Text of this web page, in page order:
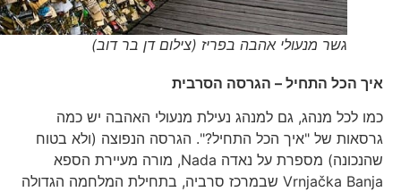
גשר מנעולי אהבה בפריז (צילום דן בר דוב)
איך הכל התחיל – הגרסה הסרבית
כמו לכל מנהג, גם למנהג נעילת מנעולי האהבה יש כמה
גרסאות של "איך הכל התחיל?". הגרסה הנפוצה (ולא בטוח
שהנכונה) מספרת על נאדה Nada, מורה מעיירת הספא
Vrnjačka Banja שבמרכז סרביה, בתחילת המלחמה הגדולה